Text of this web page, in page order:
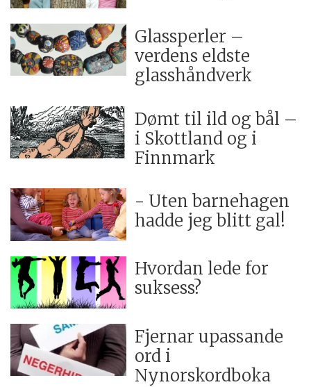
Glassperler –
verdens eldste
glasshåndverk
Dømt til ild og bål –
i Skottland og i
Finnmark
- Uten barnehagen
hadde jeg blitt gal!
Hvordan lede for
suksess?
Fjernar upassande
ord i
Nynorskordboka